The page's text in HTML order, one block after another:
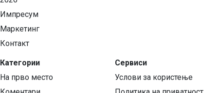
Импресум
Маркетинг
Контакт
Категории
На прво место
Сервиси
Услови за користење